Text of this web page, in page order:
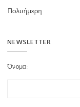
Πολυήμερη
NEWSLETTER
Όνομα: